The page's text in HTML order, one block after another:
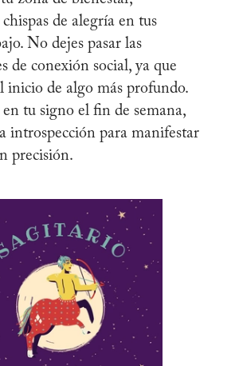
de alegría en tus
No dejes pasar las
de conexión social, ya que
inicio de algo más profundo.
tu signo el fin de semana,
introspección para manifestar
precisión.